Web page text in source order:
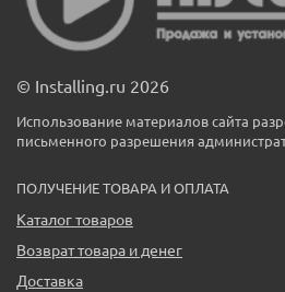
© Installing.ru 2026
Использование материалов сайта
письменного разрешения
ПОЛУЧЕНИЕ ТОВАРА И ОПЛАТА
Каталог товаров
Возврат товара и денег
Доставка